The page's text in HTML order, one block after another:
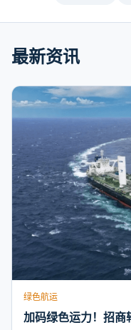
最新资讯
绿色航运
加码绿色运力！招